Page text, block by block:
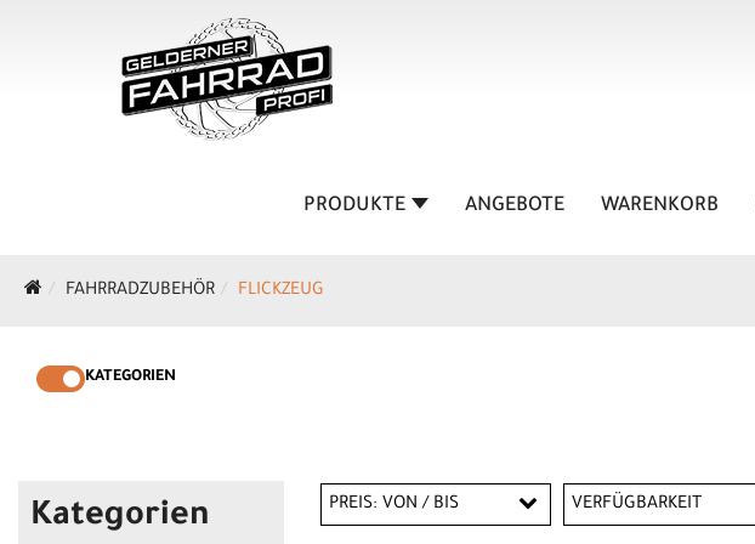
PRODUKTE ANGEBOTE WARENKORB
FAHRRADZUBEHÖR FLICKZEUG
KATEGORIEN
Kategorien PREIS: VON / BIS VERFÜGBARKEIT